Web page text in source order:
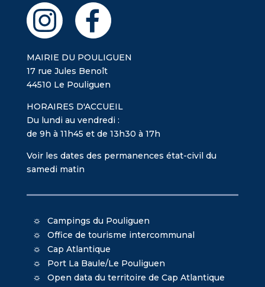
MAIRIE DU POULIGUEN
17 rue Jules Benoît
44510 Le Pouliguen
HORAIRES D'ACCUEIL
Du lundi au vendredi :
de 9h à 11h45 et de 13h30 à 17h
Voir les dates des permanences état-civil du
samedi matin
Campings du Pouliguen
Office de tourisme intercommunal
Cap Atlantique
Port La Baule/Le Pouliguen
Open data du territoire de Cap Atlantique